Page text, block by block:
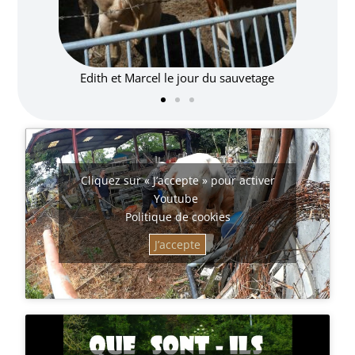
Edith
Cliquez sur « J’accepte » pour activer
Youtube
Politique de cookies
J’accepte